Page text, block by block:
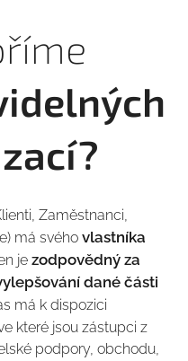
Zaměstnanci,
má svého vlastníka
je zodpovědný za
dané části
má k dispozici
které jsou zástupci z
podpory, obchodu,